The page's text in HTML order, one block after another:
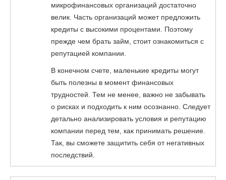
микрофинансовых организаций достаточно
велик. Часть организаций может предложить
кредиты с высокими процентами. Поэтому
прежде чем брать займ, стоит ознакомиться с
репутацией компании.
В конечном счете, маленькие кредиты могут
быть полезны в момент финансовых
трудностей. Тем не менее, важно не забывать
о рисках и подходить к ним осознанно. Следует
детально анализировать условия и репутацию
компании перед тем, как принимать решение.
Так, вы сможете защитить себя от негативных
последствий.